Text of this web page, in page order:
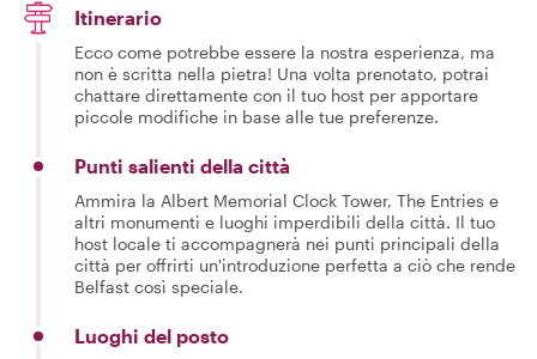
Itinerario
Ecco come potrebbe essere la nostra esperienza, ma
non è scritta nella pietra! Una volta prenotato, potrai
chattare direttamente con il tuo host per apportare
piccole modifiche in base alle tue preferenze.
Punti salienti della città
Ammira la Albert Memorial Clock Tower, The Entries e
altri monumenti e luoghi imperdibili della città. Il tuo
host locale ti accompagnerà nei punti principali della
città per offrirti un'introduzione perfetta a ciò che rende
Belfast così speciale.
Luoghi del posto